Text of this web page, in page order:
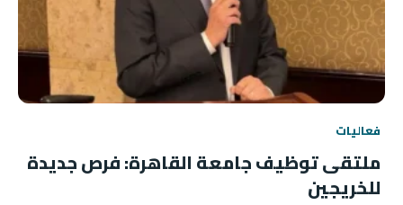
فعاليات
ملتقى توظيف جامعة القاهرة: فرص جديدة
للخريجين